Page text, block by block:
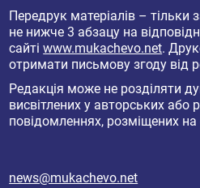
Передрук матеріалів – тільки
не нижче 3 абзацу на
сайтіwww.mukachevo.net.
отримати письмову згоду від
Редакція може не розділяти
висвітлених у авторських або
повідомленнях, розміщених на
news@mukachevo.net